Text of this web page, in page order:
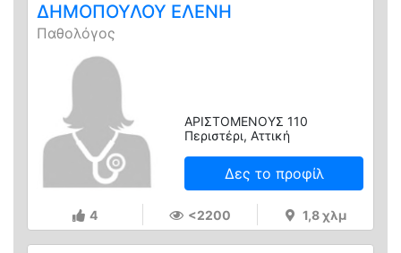
ΔΗΜΟΠΟΥΛΟΥ ΕΛΕΝΗ
Παθολόγος
ΑΡΙΣΤΟΜΕΝΟΥΣ 110
Περιστέρι, Αττική
Δες το προφίλ
4 <2200 1,8 χλμ